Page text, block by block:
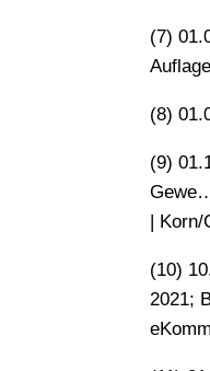
(7)
Auflage
(8)
(9)
| Korn/​
(10)
2021;